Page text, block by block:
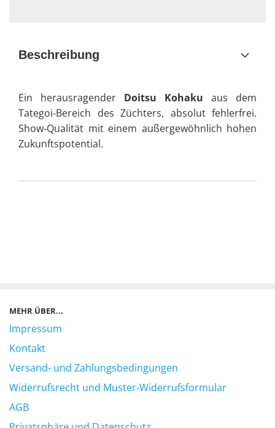
Beschreibung
Ein herausragender Doitsu Kohaku aus dem
Tategoi‑Bereich des Züchters, absolut fehlerfrei.
Show‑Qualität mit einem außergewöhnlich hohen
Zukunftspotential.
MEHR ÜBER...
Impressum
Kontakt
Versand- und Zahlungsbedingungen
Widerrufsrecht und Muster-Widerrufsformular
AGB